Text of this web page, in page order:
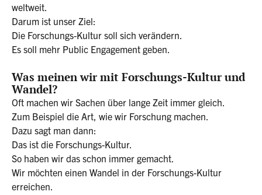
weltweit.
Darum ist unser Ziel:
Die Forschungs-Kultur soll sich verändern.
Es soll mehr Public Engagement geben.
Was meinen wir mit Forschungs-Kultur und
Wandel?
Oft machen wir Sachen über lange Zeit immer gleich.
Zum Beispiel die Art, wie wir Forschung machen.
Dazu sagt man dann:
Das ist die Forschungs-Kultur.
So haben wir das schon immer gemacht.
Wir möchten einen Wandel in der Forschungs-Kultur
erreichen.